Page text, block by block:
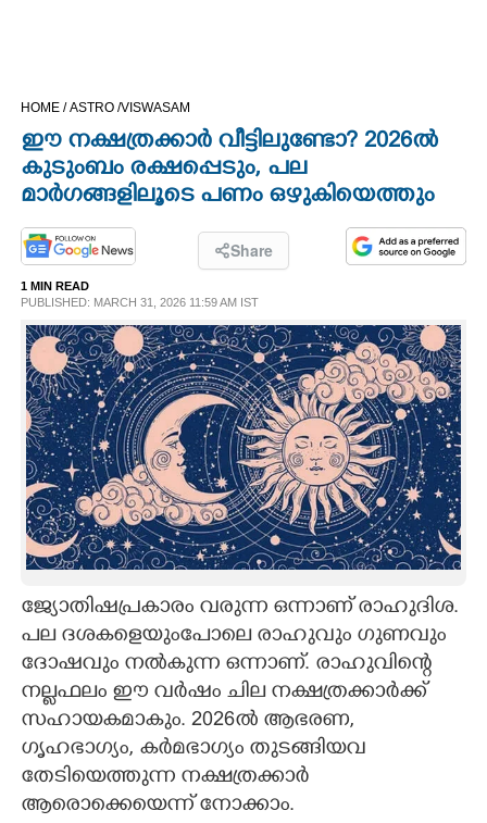
OPINION
PHOTOS
LIFESTYLE
SPIRITUAL
INFO+
ART
ASTRO
CARTOONS
LITERATURE
ZOOM
CONTACT US
HOME /ASTRO /VISWASAM
ഈ നക്ഷത്രക്കാർ വീട്ടിലുണ്ടോ? 2026ൽ
കുടുംബം രക്ഷപ്പെടും, പല
മാർഗങ്ങളിലൂടെ പണം ഒഴുകിയെത്തും
Share
1 MIN READ
PUBLISHED: MARCH 31, 2026 11:59 AM IST
ജ്യോതിഷപ്രകാരം വരുന്ന ഒന്നാണ് രാഹുദിശ.
പല ദശകളെയുംപോലെ രാഹുവും ഗുണവും
ദോഷവും നൽകുന്ന ഒന്നാണ്. രാഹുവിന്റെ
നല്ലഫലം ഈ വർഷം ചില നക്ഷത്രക്കാർക്ക്
സഹായകമാകും. 2026ൽ ആഭരണ,
ഗൃഹഭാഗ്യം, കർമഭാഗ്യം തുടങ്ങിയവ
തേടിയെത്തുന്ന നക്ഷത്രക്കാർ
ആരൊക്കെയെന്ന് നോക്കാം.